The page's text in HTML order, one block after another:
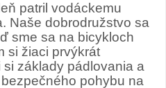
patril vodáckemu
Naše dobrodružstvo sa
sme sa na bicykloch
si žiaci prvýkrát
základy pádlovania a
pohybu na